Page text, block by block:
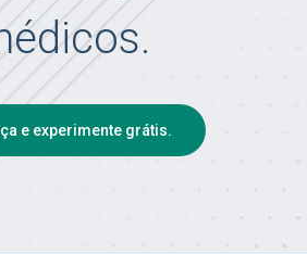
e experimente grátis.